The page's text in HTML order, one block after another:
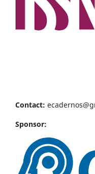
Contact:
Sponsor: